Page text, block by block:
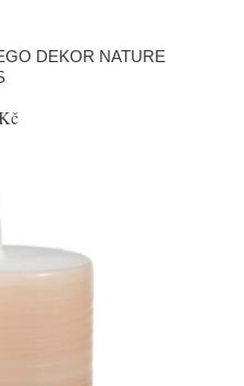
DEKOR NATURE